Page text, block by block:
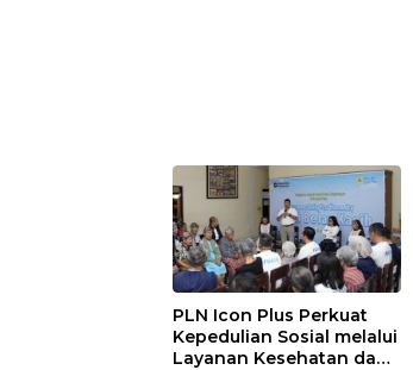
PLN Icon Plus Perkuat
Kepedulian Sosial melalui
Layanan Kesehatan dan